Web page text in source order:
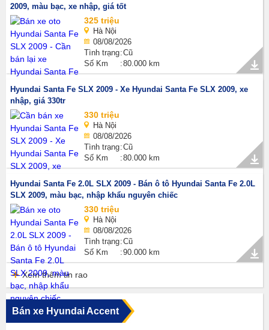
2009, màu bạc, xe nhập, giá tốt
325 triệu
Hà Nội
08/08/2026
Tình trạng Cũ
Số Km
80.000 km
Hyundai Santa Fe SLX 2009 - Xe Hyundai Santa Fe SLX 2009, xe
nhập, giá 330tr
330 triệu
Hà Nội
08/08/2026
Tình trạng Cũ
Số Km
80.000 km
Hyundai Santa Fe 2.0L SLX 2009 - Bán ô tô Hyundai Santa Fe 2.0L
SLX 2009, màu bạc, nhập khẩu nguyên chiếc
330 triệu
Hà Nội
08/08/2026
Tình trạng Cũ
Số Km
90.000 km
Xem thêm tin rao
Bán xe Hyundai Accent